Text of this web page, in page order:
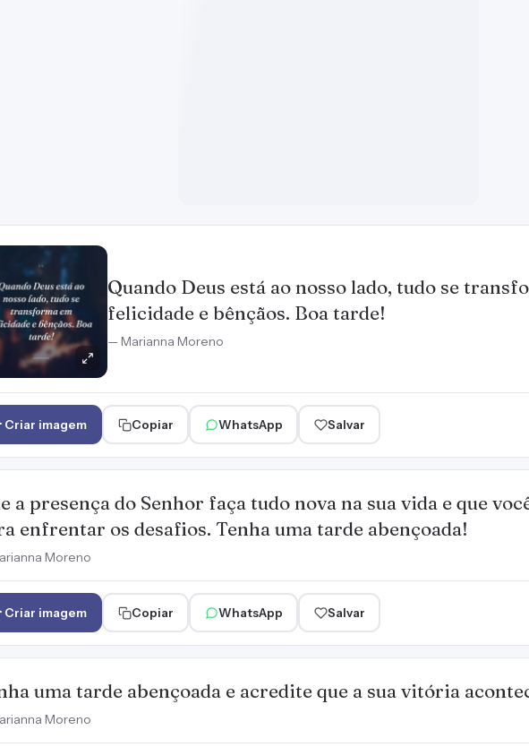
Quando Deus está ao nosso lado, tudo se
felicidade e bênçãos. Boa tarde!
— Marianna Moreno
Criar imagem Copiar WhatsApp Salvar
a presença do Senhor faça tudo nova na sua vida e que
enfrentar os desafios. Tenha uma tarde abençoada!
Moreno
Criar imagem Copiar WhatsApp Salvar
uma tarde abençoada e acredite que a sua vitória
Moreno